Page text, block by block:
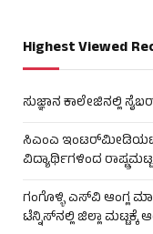
Highest Viewed
ಸುಜ್ಞಾನ ಕಾಲೇಜಿನಲ್ಲಿ
ಸಿಎಂಎ ಇಂಟರ್‌ಮೀಡಿಯಟ್
ವಿದ್ಯಾರ್ಥಿಗಳಿಂದ
ಗಂಗೊಳ್ಳಿ ಎಸ್‌ವಿ ಆಂಗ್ಲ
ಟೆನ್ನಿಸ್‌ನಲ್ಲಿ ಜಿಲ್ಲಾ ಮಟ್ಟಕ್ಕೆ